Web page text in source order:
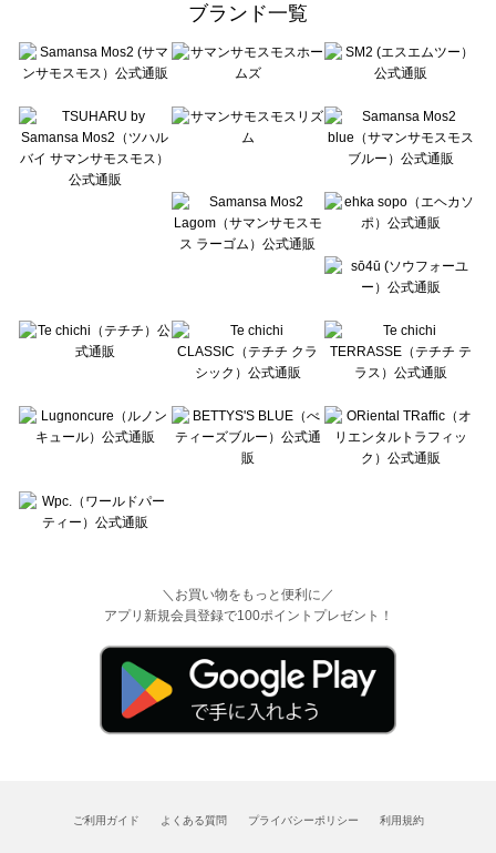
Te chichi（テチチ）の一覧
Te chichi CLASSIC（テチチ クラシック）の一覧
Lugnoncure（ルノンキュール）の一覧
BETTY'S BLUE（べティーズブルー）の一覧
Wpc.（ワールドパーティー）の一覧
ブランド一覧
＼お買い物をもっと便利に／
アプリ新規会員登録で100ポイントプレゼント！
ご利用ガイド よくある質問 プライバシーポリシー 利用規約